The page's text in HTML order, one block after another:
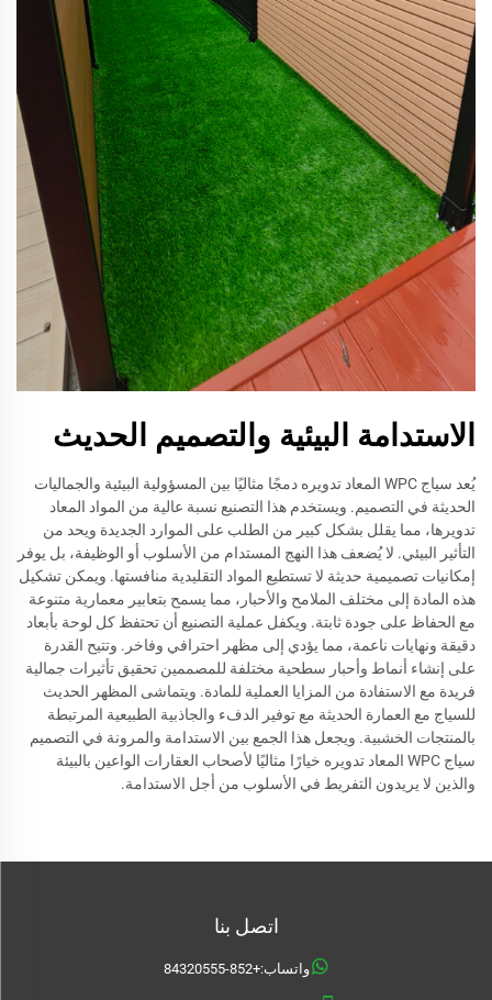
الاستدامة البيئية والتصميم الحديث
يُعد سياج WPC المعاد تدويره دمجًا مثاليًا بين المسؤولية البيئية والجماليات
الحديثة في التصميم. ويستخدم هذا التصنيع نسبة عالية من المواد المعاد
تدويرها، مما يقلل بشكل كبير من الطلب على الموارد الجديدة ويحد من
التأثير البيئي. لا يُضعف هذا النهج المستدام من الأسلوب أو الوظيفة، بل يوفر
إمكانيات تصميمية حديثة لا تستطيع المواد التقليدية منافستها. ويمكن تشكيل
هذه المادة إلى مختلف الملامح والأحبار، مما يسمح بتعابير معمارية متنوعة
مع الحفاظ على جودة ثابتة. ويكفل عملية التصنيع أن تحتفظ كل لوحة بأبعاد
دقيقة ونهايات ناعمة، مما يؤدي إلى مظهر احترافي وفاخر. وتتيح القدرة
على إنشاء أنماط وأحبار سطحية مختلفة للمصممين تحقيق تأثيرات جمالية
فريدة مع الاستفادة من المزايا العملية للمادة. ويتماشى المظهر الحديث
للسياج مع العمارة الحديثة مع توفير الدفء والجاذبية الطبيعية المرتبطة
بالمنتجات الخشبية. ويجعل هذا الجمع بين الاستدامة والمرونة في التصميم
سياج WPC المعاد تدويره خيارًا مثاليًا لأصحاب العقارات الواعين بالبيئة
والذين لا يريدون التفريط في الأسلوب من أجل الاستدامة.
اتصل بنا
واتساب:+852-84320555